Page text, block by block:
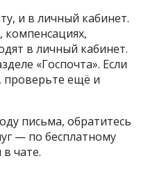
и в личный кабинет.
в личный кабинет.
«Госпочта». Если
проверьте ещё и
письма, обратитесь
— по бесплатному
чате.